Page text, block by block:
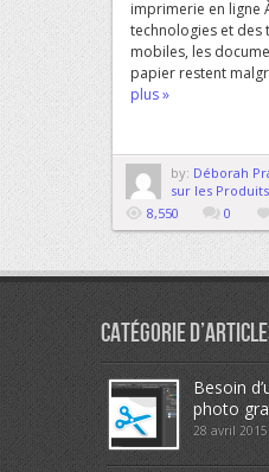
imprimerie en ligne
technologies et des
mobiles, les
papier restent
plus »
by: Déborah
sur les
8,550
0
Catégorie
Besoin
photo
28 avril 2015